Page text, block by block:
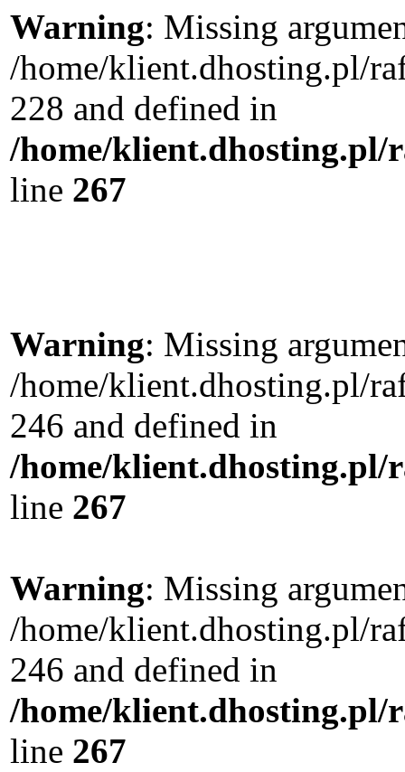
Warning: Missing
/home/klient.dhosting.pl/
228 and defined in
/home/klient.dhosting.pl/
line 267
Warning: Missing
/home/klient.dhosting.pl/
246 and defined in
/home/klient.dhosting.pl/
line 267
Warning: Missing
/home/klient.dhosting.pl/
246 and defined in
/home/klient.dhosting.pl/
line 267